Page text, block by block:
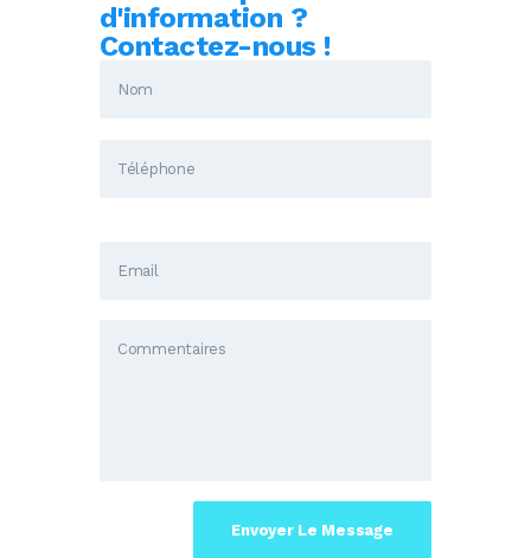
d'information ?
Contactez-nous !